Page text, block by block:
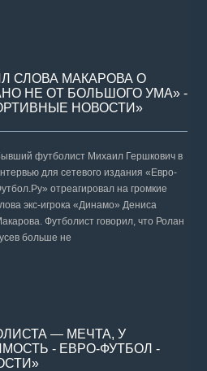
СЛОВА МАКАРОВА О
НЕ ОТ БОЛЬШОГО УМА» -
НОВОСТИ»
футболист Михаил Гершкович в
для сетевого издания «Евро-
отреагировал на громкие
экс-игрока «Динамо» Дениса
Футболист говорил, что Ролан
больше не
— МЕЧТА, У
- ЕВРО-ФУТБОЛ -